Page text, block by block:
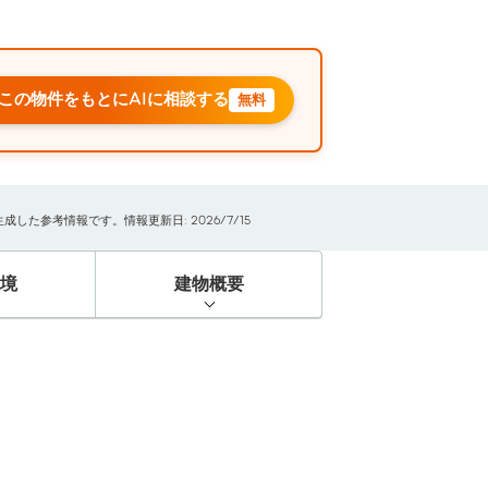
の物件をもとにAIに相談する 無料
した参考情報です。情報更新日: 2026/7/15
建物概要